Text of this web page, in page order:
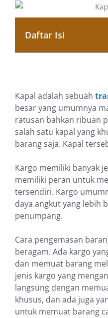
Daftar Isi
Kapal adalah sebuah
besar yang umumnya
ratusan bahkan ribuan
salah satu kapal yang
barang saja. Kapal
Kargo memiliki banyak
memiliki peran untuk
tersendiri. Kargo
daya angkut yang lebih
penumpang.
Cara pengemasan
beragam. Ada kargo
dan memuat barang
jenis kargo yang
langsung dengan
khusus, dan ada juga
untuk memuat barang